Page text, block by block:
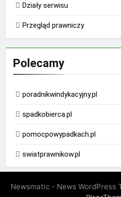
Działy serwisu
Przegląd prawniczy
Polecamy
poradnikwindykacyjny.pl
spadkobierca.pl
pomocpowypadkach.pl
swiatprawnikow.pl
Newsmatic - News WordPress